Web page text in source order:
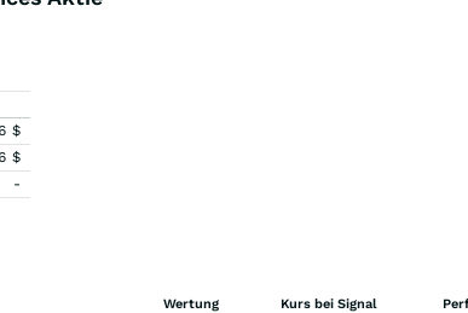
$
$
-
Wertung Kurs bei Signal